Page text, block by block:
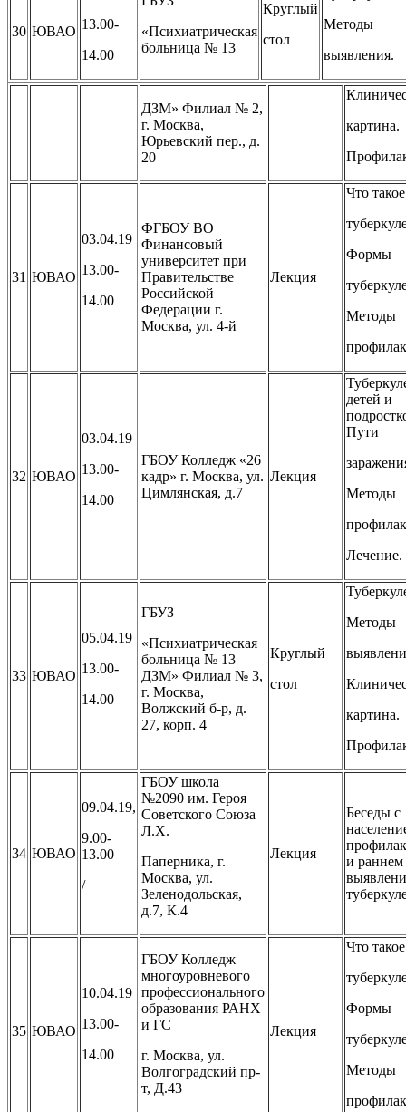
30 ЮВАО 13.00-
14.00
«Психиатрическая
больница № 13
Круглый
стол
Методы
выявления.
ДЗМ» Филиал № 2,
г. Москва,
Юрьевский пер., д.
20
картина.
31 ЮВАО
03.04.19
13.00-
14.00
ФГБОУ ВО
Финансовый
университет при
Правительстве
Российской
Федерации г.
Москва, ул. 4-й
Лекция
Что такое
Формы
Методы
32 ЮВАО
03.04.19
13.00-
14.00
ГБОУ Колледж «26
кадр» г. Москва, ул.
Цимлянская, д.7
Лекция
детей и
Пути
Методы
Лечение.
33 ЮВАО
05.04.19
13.00-
14.00
ГБУЗ
«Психиатрическая
больница № 13
ДЗМ» Филиал № 3,
г. Москва,
Волжский б-р, д.
27, корп. 4
Круглый
стол
Методы
картина.
34 ЮВАО
09.04.19,
9.00-
13.00
/
ГБОУ школа
№2090 им. Героя
Советского Союза
Л.Х.
Паперника, г.
Москва, ул.
Зеленодольская,
д.7, К.4
Лекция
Беседы с
и раннем
35 ЮВАО
10.04.19
13.00-
14.00
ГБОУ Колледж
многоуровневого
профессионального
образования РАНХ
и ГС
г. Москва, ул.
Волгоградский пр-
т, Д.43
Лекция
Что такое
Формы
Методы